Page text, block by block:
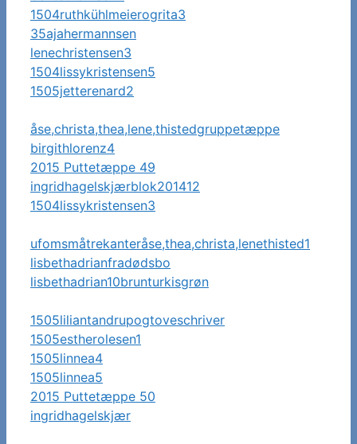
1504ruthkühlmeierogrita3
35ajahermannsen
lenechristensen3
1504lissykristensen5
1505jetterenard2
åse,christa,thea,lene,thistedgruppetæppe
birgithlorenz4
2015 Puttetæppe 49
ingridhagelskjærblok201412
1504lissykristensen3
ufomsmåtrekanteråse,thea,christa,lenethisted1
lisbethadrianfradødsbo
lisbethadrian10brunturkisgrøn
1505liliantandrupogtoveschriver
1505estherolesen1
1505linnea4
1505linnea5
2015 Puttetæppe 50
ingridhagelskjær